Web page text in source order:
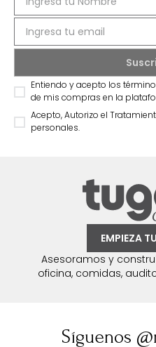
Entiendo y acepto los
de mis compras en la
Acepto, Autorizo el
personales.
EMPIEZA
Asesoramos y
oficina, comidas,
Síguenos